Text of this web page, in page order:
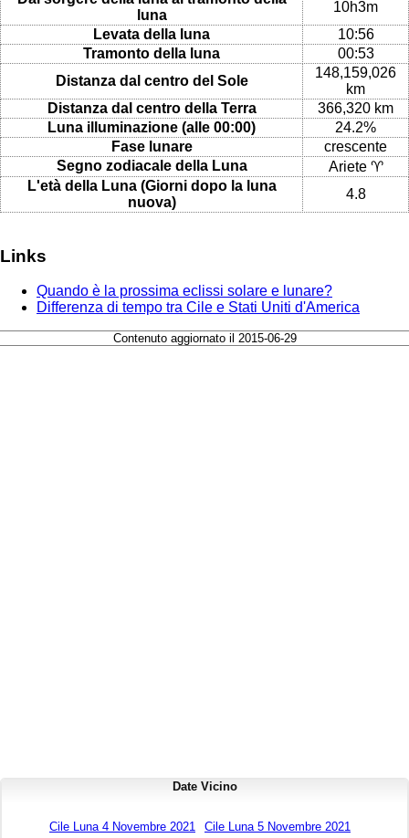
luna
10h3m
Levata della luna
10:56
Tramonto della luna
00:53
Distanza dal centro del Sole
148,159,026
km
Distanza dal centro della Terra
366,320 km
Luna illuminazione (alle 00:00)
24.2%
Fase lunare
crescente
Segno zodiacale della Luna
Ariete ♈
L'età della Luna (Giorni dopo la luna
nuova)
4.8
Links
Quando è la prossima eclissi solare e lunare?
Differenza di tempo tra Cile e Stati Uniti d'America
Contenuto aggiornato il 2015-06-29
Date Vicino
Cile Luna 4 Novembre 2021
Cile Luna 5 Novembre 2021